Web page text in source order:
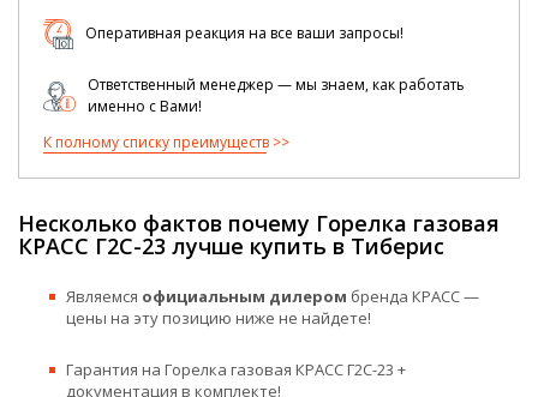
Оперативная реакция на все ваши запросы!
Ответственный менеджер — мы знаем, как работать
именно с Вами!
К полному списку преимуществ
Несколько фактов почему Горелка газовая
КРАСС Г2С-23 лучше купить в Тиберис
Являемся официальным дилером бренда КРАСС —
цены на эту позицию ниже не найдете!
Гарантия на Горелка газовая КРАСС Г2С-23 +
документация в комплекте!